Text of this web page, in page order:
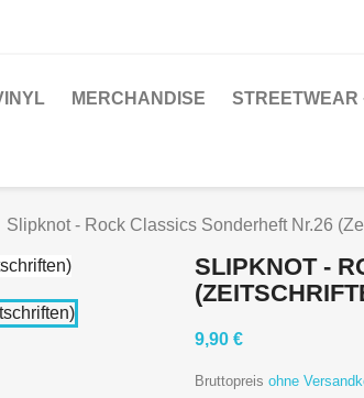
MERCHANDISE STREETWEAR
Slipknot - Rock Classics Sonderheft Nr.26
SLIPKNOT -
9,90 €
Bruttopreis ohne